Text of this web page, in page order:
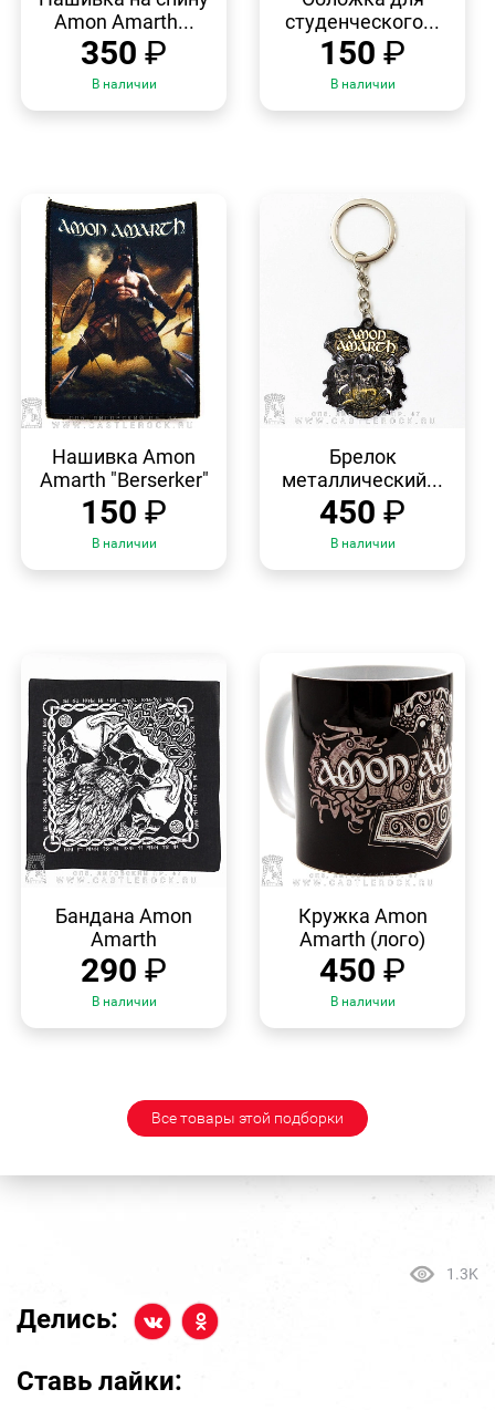
Amon Amarth...
350 ₽
В наличии
студенческого...
150 ₽
В наличии
ПРОСМОТР
Нашивка Amon
Amarth "Berserker"
150 ₽
В наличии
ПРОСМОТР
Брелок
металлический...
450 ₽
В наличии
ПРОСМОТР
Бандана Amon
Amarth
290 ₽
В наличии
ПРОСМОТР
Кружка Amon
Amarth (лого)
450 ₽
В наличии
Все товары этой подборки
1.3K
Делись:
Ставь лайки: